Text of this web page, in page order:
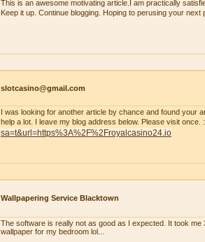
This is an awesome motivating article.I am practically
Keep it up. Continue blogging. Hoping to perusing your next
slotcasino@gmail.com
I was looking for another article by chance and found your
help a lot. I leave my blog address below. Please visit once.
sa=t&url=https%3A%2F%2Froyalcasino24.io
Wallpapering Service Blacktown
The software is really not as good as I expected. It took
wallpaper for my bedroom lol...